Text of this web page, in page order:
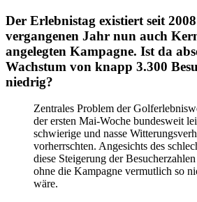
Der Erlebnistag existiert seit
vergangenen Jahr nun auch
angelegten Kampagne. Ist da
Wachstum von knapp 3.300
niedrig?
Zentrales Problem der
der ersten Mai-Woche bundesweit
schwierige und nasse
vorherrschten. Angesichts des
diese Steigerung der
ohne die Kampagne vermutlich so
wäre.